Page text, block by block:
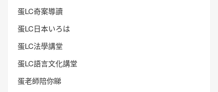
蛋LC奇案導讀
蛋LC日本いろは
蛋LC法學講堂
蛋LC語言文化講堂
蛋老師陪你睇